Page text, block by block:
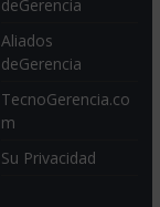
deGerencia
Aliados
deGerencia
TecnoGerencia.co
m
Su Privacidad